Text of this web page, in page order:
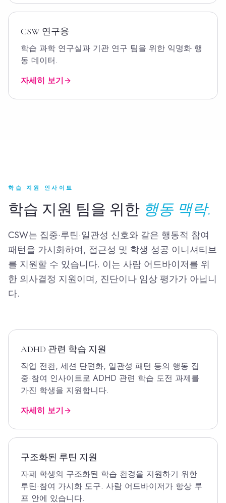
CSW 연구용
학습 과학 연구실과 기관 연구 팀을 위한 익명화 행
동 데이터.
자세히 보기
학습 지원 인사이트
학습 지원 팀을 위한 행동 맥락.
CSW는 집중·루틴·일관성 신호와 같은 행동적 참여
패턴을 가시화하여, 접근성 및 학생 성공 이니셔티브
를 지원할 수 있습니다. 이는 사람 어드바이저를 위
한 의사결정 지원이며, 진단이나 임상 평가가 아닙니
다.
ADHD 관련 학습 지원
작업 전환, 세션 단편화, 일관성 패턴 등의 행동 집
중·참여 인사이트로 ADHD 관련 학습 도전 과제를
가진 학생을 지원합니다.
자세히 보기
구조화된 루틴 지원
자폐 학생의 구조화된 학습 환경을 지원하기 위한
루틴·참여 가시화 도구. 사람 어드바이저가 항상 루
프 안에 있습니다.